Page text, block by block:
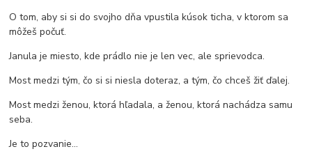
O tom, aby si si do svojho dňa vpustila kúsok ticha, v ktorom sa
môžeš počuť.
Janula je miesto, kde prádlo nie je len vec, ale sprievodca.
Most medzi tým, čo si si niesla doteraz, a tým, čo chceš žiť ďalej.
Most medzi ženou, ktorá hľadala, a ženou, ktorá nachádza samu
seba.
Je to pozvanie…